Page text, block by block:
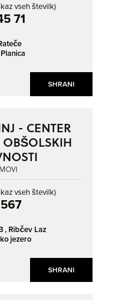
SHRANI
vseh številk)
71
SHRANI
- CENTER
vseh številk)
, Ribčev Laz
jezero